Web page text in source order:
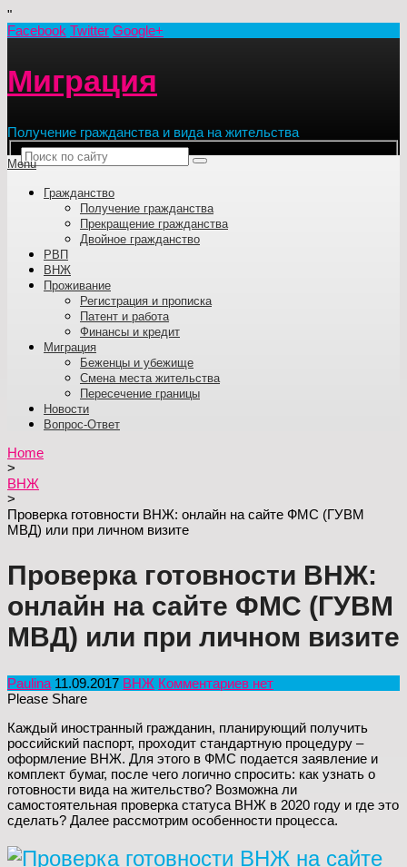
"
Facebook Twitter Google+
Миграция
Получение гражданства и вида на жительства
Menu
Гражданство
Получение гражданства
Прекращение гражданства
Двойное гражданство
РВП
ВНЖ
Проживание
Регистрация и прописка
Патент и работа
Финансы и кредит
Миграция
Беженцы и убежище
Смена места жительства
Пересечение границы
Новости
Вопрос-Ответ
Home
>
ВНЖ
>
Проверка готовности ВНЖ: онлайн на сайте ФМС (ГУВМ
МВД) или при личном визите
Проверка готовности ВНЖ:
онлайн на сайте ФМС (ГУВМ
МВД) или при личном визите
Paulina 11.09.2017 ВНЖ Комментариев нет
Please Share
Каждый иностранный гражданин, планирующий получить
российский паспорт, проходит стандартную процедуру –
оформление ВНЖ. Для этого в ФМС подается заявление и
комплект бумаг, после чего логично спросить: как узнать о
готовности вида на жительство? Возможна ли
самостоятельная проверка статуса ВНЖ в 2020 году и где это
сделать? Далее рассмотрим особенности процесса.